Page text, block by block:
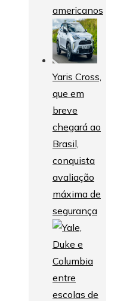
americanos
Yaris Cross,
que em
breve
chegará ao
Brasil,
conquista
avaliação
máxima de
segurança